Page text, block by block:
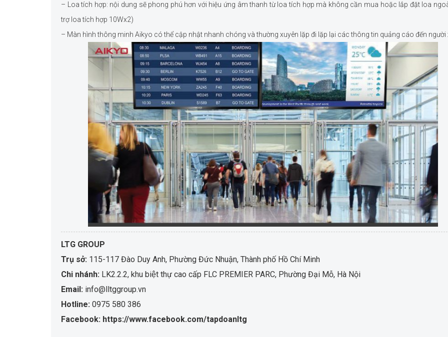
– Loa tích hợp: nội dung sẽ phong phú hơn với hiệu ứng âm thanh từ loa tích hợp mà không cần mua hoặc lắp đặt loa
trợ loa tích hợp 10Wx2)
– Màn hình thông minh Aikyo có thể cập nhật nhanh chóng và thường xuyên lặp đi lặp lại các thông tin quảng cáo đến người
LTG GROUP
Trụ sở: 115-117 Đào Duy Anh, Phường Đức Nhuận, Thành phố Hồ Chí Minh
Chi nhánh: LK2.2.2, khu biệt thự cao cấp FLC PREMIER PARC, Phường Đại Mỗ, Hà Nội
Email: info@lltggroup.vn
Hotline: 0975 580 386
Facebook: https://www.facebook.com/tapdoanltg